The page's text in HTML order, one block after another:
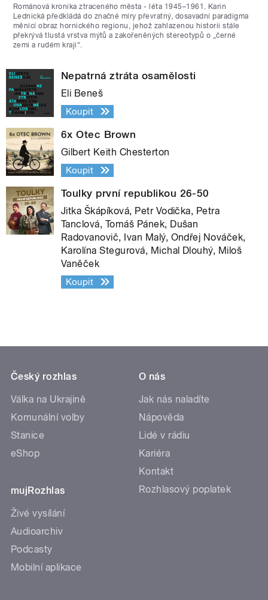
Románová kronika ztraceného města - léta 1945–1961. Karin
Lednická předkládá do značné míry převratný, dosavadní paradigma
měnící obraz hornického regionu, jehož zahlazenou historii stále
překrývá tlustá vrstva mýtů a zakořeněných stereotypů o „černé
zemi a rudém kraji“.
Nepatrná ztráta osamělosti
Eli Beneš
Koupit
6x Otec Brown
Gilbert Keith Chesterton
Koupit
Toulky první republikou 26-50
Jitka Škápíková, Petr Vodička, Petra
Tanclová, Tomáš Pánek, Dušan
Radovanovič, Ivan Malý, Ondřej Nováček,
Karolína Stegurová, Michal Dlouhý, Miloš
Vaněček
Koupit
Český rozhlas
Válka na Ukrajině
Komunální volby
Stanice
eShop
mujRozhlas
Živé vysílání
Audioarchiv
Podcasty
Mobilní aplikace
O nás
Jak nás naladíte
Nápověda
Lidé v rádiu
Kariéra
Kontakt
Rozhlasový poplatek